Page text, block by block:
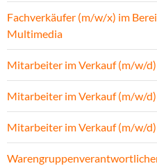
Fachverkäufer (m/w/x) im
Multimedia
Mitarbeiter im Verkauf (m/w/d)
Mitarbeiter im Verkauf (m/w/d)
Mitarbeiter im Verkauf (m/w/d)